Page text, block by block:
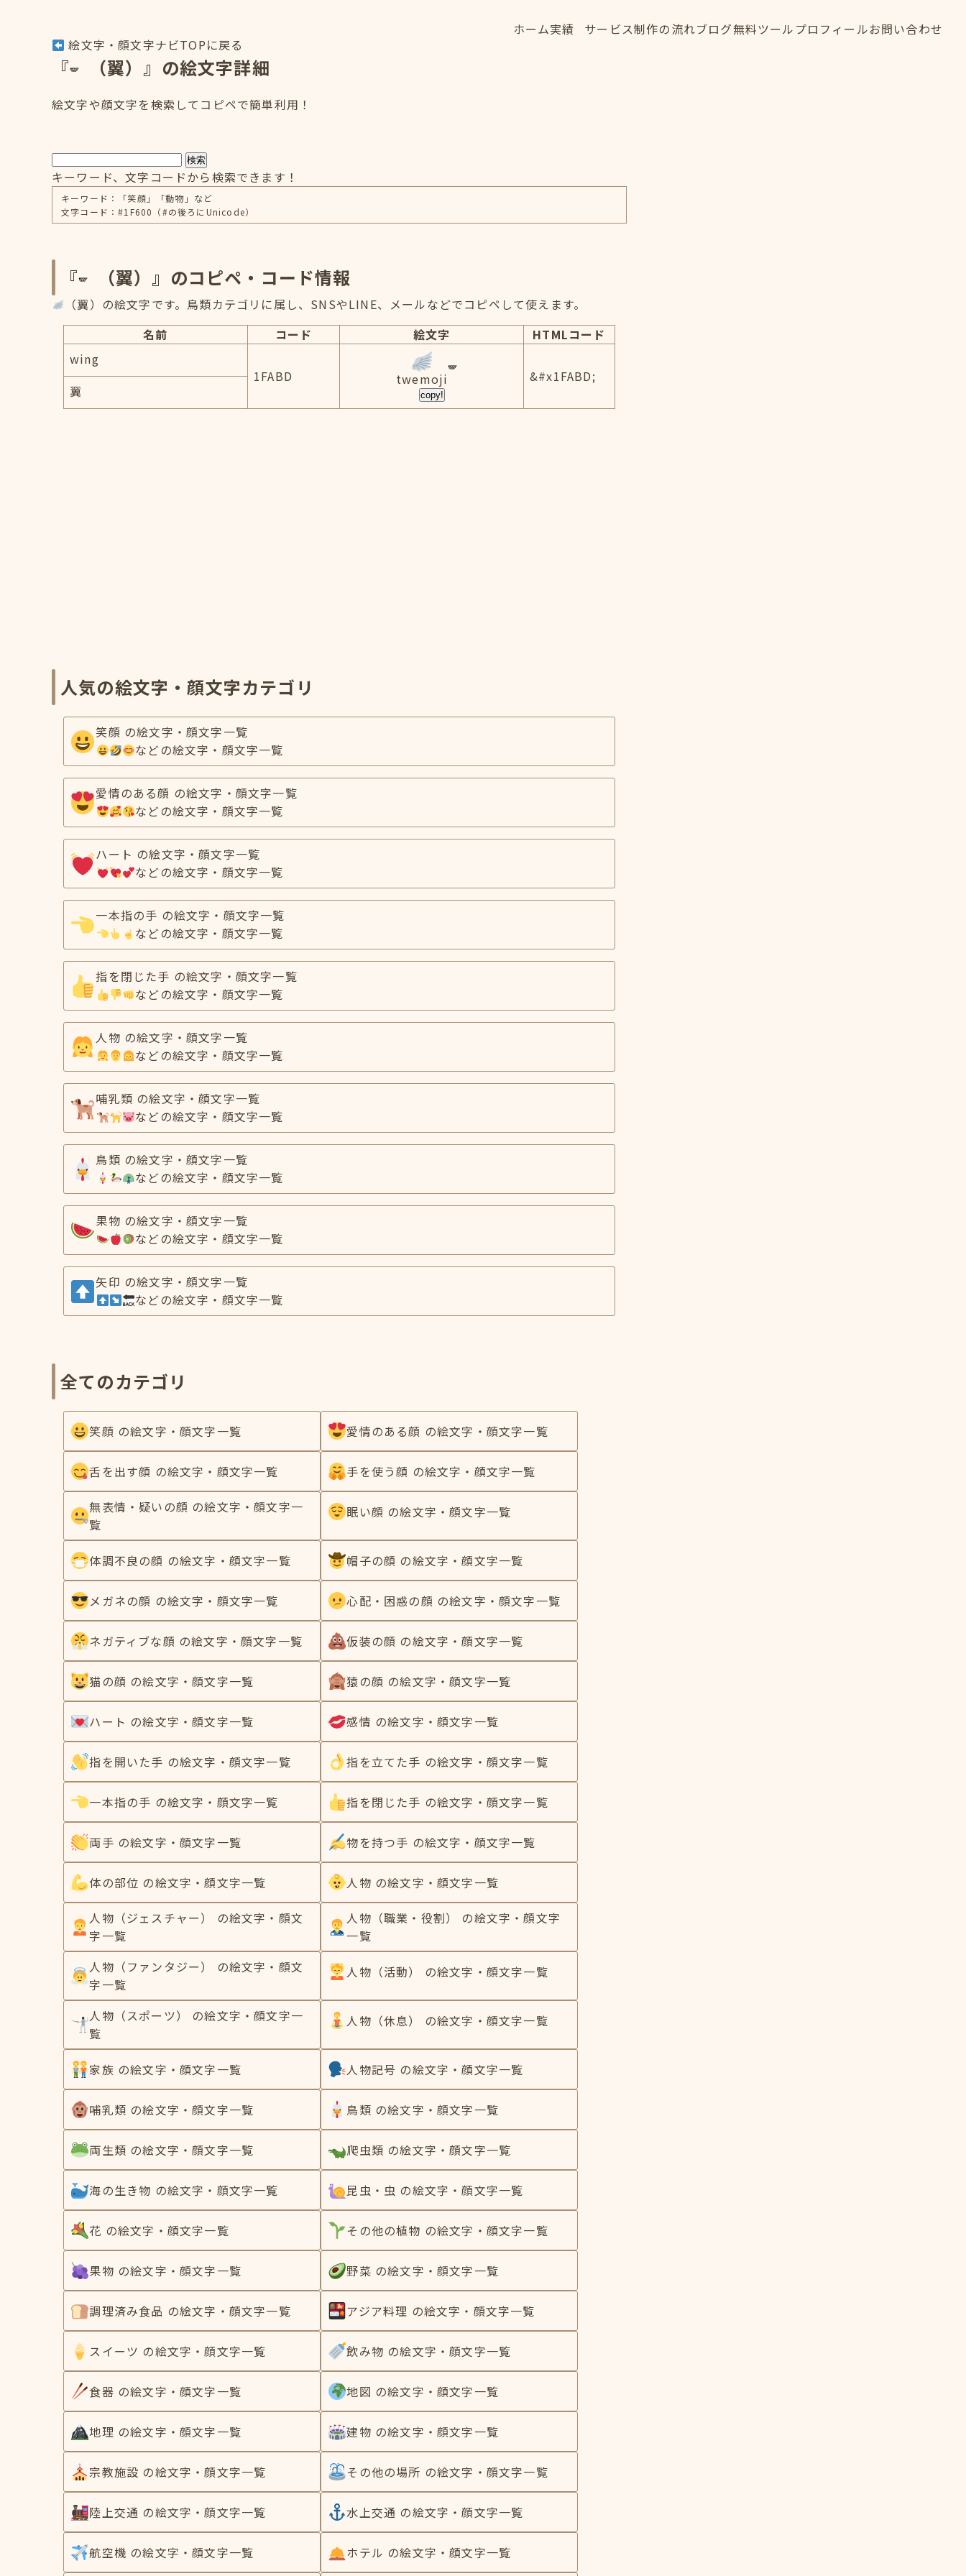
ホーム実績
サービス制作の流れブログ無料ツール プロフィールお問い合わせ
絵文字・顔文字ナビTOPに戻る
『 （翼）』の絵文字詳細
絵文字や顔文字を検索してコピペで簡単利用！
検索
キーワード、文字コードから検索できます！
キーワード：「笑顔」「動物」など
文字コード：#1F600（#の後ろにUnicode）
『 （翼）』のコピペ・コード情報
（翼）の絵文字です。鳥類カテゴリに属し、SNSやLINE、メールなどでコピペして使えます。
名前
コード 絵文字
HTMLコード
wing
1FABD
twemoji
copy!
&#x1FABD;
翼
人気の絵文字・顔文字カテゴリ
笑顔 の絵文字・顔文字一覧
などの絵文字・顔文字一覧
愛情のある顔 の絵文字・顔文字一覧
などの絵文字・顔文字一覧
ハート の絵文字・顔文字一覧
などの絵文字・顔文字一覧
一本指の手 の絵文字・顔文字一覧
などの絵文字・顔文字一覧
指を閉じた手 の絵文字・顔文字一覧
などの絵文字・顔文字一覧
人物 の絵文字・顔文字一覧
などの絵文字・顔文字一覧
哺乳類 の絵文字・顔文字一覧
などの絵文字・顔文字一覧
鳥類 の絵文字・顔文字一覧
などの絵文字・顔文字一覧
果物 の絵文字・顔文字一覧
などの絵文字・顔文字一覧
矢印 の絵文字・顔文字一覧
などの絵文字・顔文字一覧
全てのカテゴリ
笑顔 の絵文字・顔文字一覧 愛情のある顔 の絵文字・顔文字一覧
舌を出す顔 の絵文字・顔文字一覧 手を使う顔 の絵文字・顔文字一覧
無表情・疑いの顔 の絵文字・顔文字一
覧
眠い顔 の絵文字・顔文字一覧
体調不良の顔 の絵文字・顔文字一覧 帽子の顔 の絵文字・顔文字一覧
メガネの顔 の絵文字・顔文字一覧 心配・困惑の顔 の絵文字・顔文字一覧
ネガティブな顔 の絵文字・顔文字一覧 仮装の顔 の絵文字・顔文字一覧
猫の顔 の絵文字・顔文字一覧 猿の顔 の絵文字・顔文字一覧
ハート の絵文字・顔文字一覧 感情 の絵文字・顔文字一覧
指を開いた手 の絵文字・顔文字一覧 指を立てた手 の絵文字・顔文字一覧
一本指の手 の絵文字・顔文字一覧 指を閉じた手 の絵文字・顔文字一覧
両手 の絵文字・顔文字一覧 物を持つ手 の絵文字・顔文字一覧
体の部位 の絵文字・顔文字一覧 人物 の絵文字・顔文字一覧
人物（ジェスチャー） の絵文字・顔文
字一覧
人物（職業・役割） の絵文字・顔文字
一覧
人物（ファンタジー） の絵文字・顔文
字一覧
人物（活動） の絵文字・顔文字一覧
人物（スポーツ） の絵文字・顔文字一
覧
人物（休息） の絵文字・顔文字一覧
家族 の絵文字・顔文字一覧 人物記号 の絵文字・顔文字一覧
哺乳類 の絵文字・顔文字一覧 鳥類 の絵文字・顔文字一覧
両生類 の絵文字・顔文字一覧 爬虫類 の絵文字・顔文字一覧
海の生き物 の絵文字・顔文字一覧 昆虫・虫 の絵文字・顔文字一覧
花 の絵文字・顔文字一覧 その他の植物 の絵文字・顔文字一覧
果物 の絵文字・顔文字一覧 野菜 の絵文字・顔文字一覧
調理済み食品 の絵文字・顔文字一覧 アジア料理 の絵文字・顔文字一覧
スイーツ の絵文字・顔文字一覧 飲み物 の絵文字・顔文字一覧
食器 の絵文字・顔文字一覧 地図 の絵文字・顔文字一覧
地理 の絵文字・顔文字一覧 建物 の絵文字・顔文字一覧
宗教施設 の絵文字・顔文字一覧 その他の場所 の絵文字・顔文字一覧
陸上交通 の絵文字・顔文字一覧 水上交通 の絵文字・顔文字一覧
航空機 の絵文字・顔文字一覧 ホテル の絵文字・顔文字一覧